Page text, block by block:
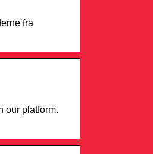
fra
our platform.